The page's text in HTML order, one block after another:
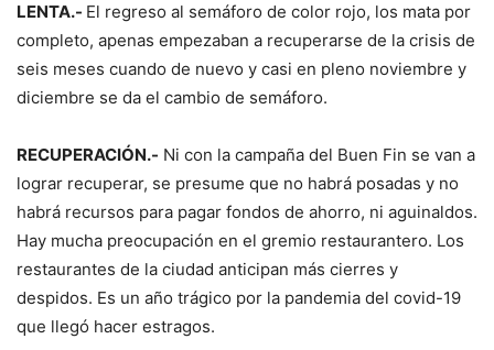
LENTA.- El regreso al semáforo de color rojo, los mata por
completo, apenas empezaban a recuperarse de la crisis de
seis meses cuando de nuevo y casi en pleno noviembre y
diciembre se da el cambio de semáforo.
RECUPERACIÓN.- Ni con la campaña del Buen Fin se van a
lograr recuperar, se presume que no habrá posadas y no
habrá recursos para pagar fondos de ahorro, ni aguinaldos.
Hay mucha preocupación en el gremio restaurantero. Los
restaurantes de la ciudad anticipan más cierres y
despidos. Es un año trágico por la pandemia del covid-19
que llegó hacer estragos.